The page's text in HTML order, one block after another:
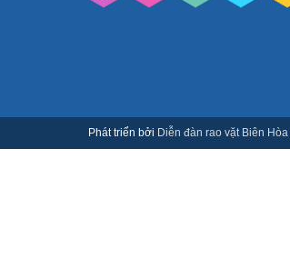
Phát triển bởi Diễn đàn rao vặt Biên Hòa